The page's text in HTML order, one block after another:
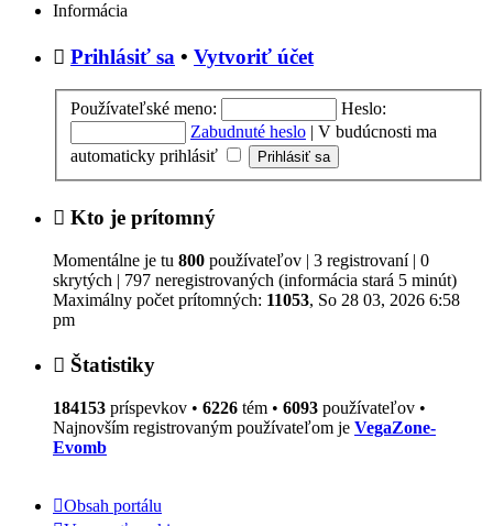
Informácia
Prihlásiť sa • Vytvoriť účet
Používateľské meno:
Heslo:
Zabudnuté heslo | V budúcnosti ma
automaticky prihlásiť
Kto je prítomný
Momentálne je tu 800 používateľov | 3 registrovaní | 0
skrytých | 797 neregistrovaných (informácia stará 5 minút)
Maximálny počet prítomných: 11053, So 28 03, 2026 6:58
pm
Štatistiky
184153 príspevkov • 6226 tém • 6093 používateľov •
Najnovším registrovaným používateľom je VegaZone-
Evomb
Obsah portálu